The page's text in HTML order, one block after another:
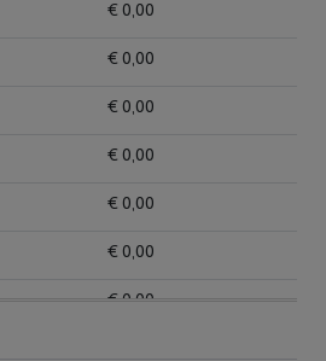
€ 0,00
€ 0,00
€ 0,00
€ 0,00
€ 0,00
€ 0,00
€ 0,00